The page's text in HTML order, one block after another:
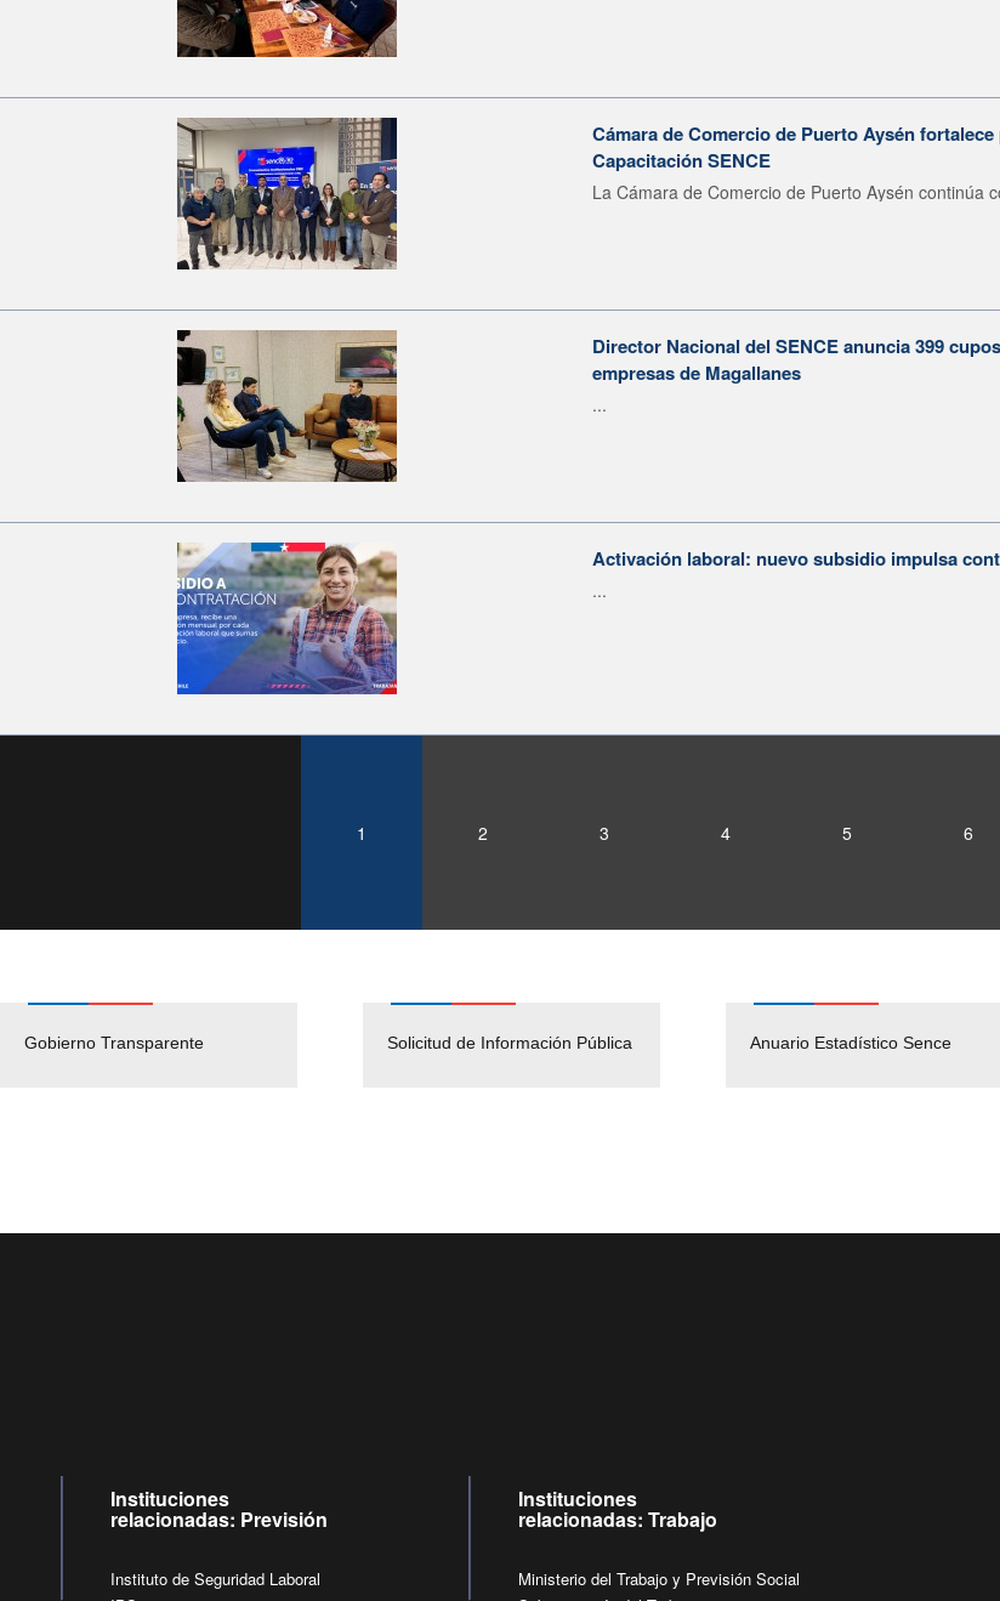
Cámara de Comercio de Puerto Aysén
Capacitación SENCE
La Cámara de Comercio de Puerto Aysén continúa
Director Nacional del SENCE anuncia 399
empresas de Magallanes
...
Activación laboral: nuevo subsidio impulsa
...
1 2 3 4 5 6
Gobierno Transparente Solicitud de Información Pública Anuario Estadístico Sence
Pago Proveedores
Empleos Públicos
Solicitud Audiencias y
Instituciones
relacionadas: Previsión
Instituto de Seguridad Laboral
Instituciones
relacionadas: Trabajo
Ministerio del Trabajo y Previsión Social